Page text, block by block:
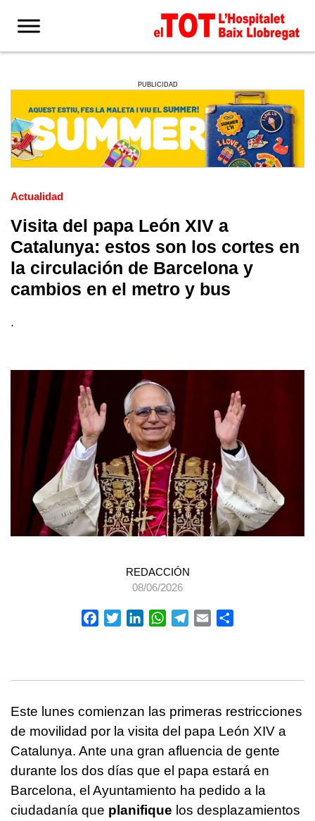
PUBLICIDAD
Actualidad
Visita del papa León XIV a
Catalunya: estos son los cortes en
la circulación de Barcelona y
cambios en el metro y bus
.
REDACCIÓN
08/06/2026
FacebookTwitterLinkedInWhatsApp
Telegram
Email
Este lunes comienzan las primeras restricciones
de movilidad por la visita del papa León XIV a
Catalunya. Ante una gran afluencia de gente
durante los dos días que el papa estará en
Barcelona, ​​el Ayuntamiento ha pedido a la
ciudadanía que planifique los desplazamientos